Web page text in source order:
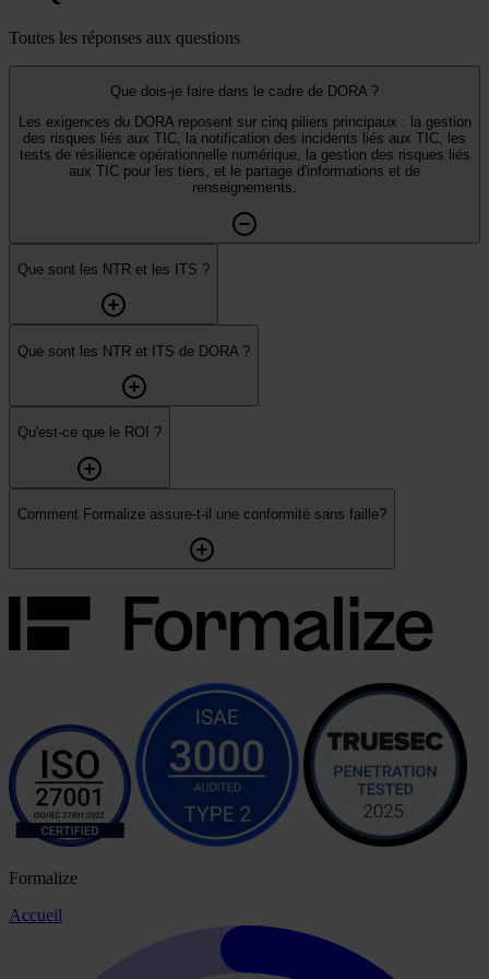
Toutes les réponses aux questions
Que dois-je faire dans le cadre de DORA ?
Les exigences du DORA reposent sur cinq piliers principaux : la gestion
des risques liés aux TIC, la notification des incidents liés aux TIC, les
tests de résilience opérationnelle numérique, la gestion des risques liés
aux TIC pour les tiers, et le partage d'informations et de
renseignements.
Que sont les NTR et les ITS ?
Que sont les NTR et ITS de DORA ?
Qu'est-ce que le ROI ?
Comment Formalize assure-t-il une conformité sans faille?
Formalize
Accueil